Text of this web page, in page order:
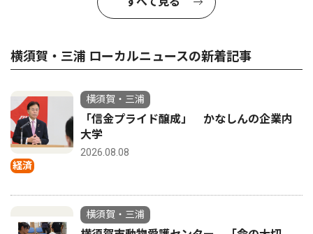
横須賀・三浦 ローカルニュースの新着記事
経済
横須賀・三浦
「信金プライド醸成」 かなしんの企業内
大学
2026.08.08
横須賀・三浦